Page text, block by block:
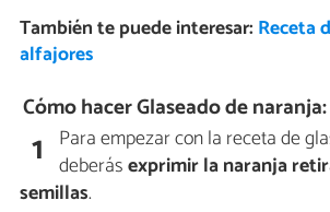
También te puede interesar: Receta
alfajores
Cómo hacer Glaseado de naranja:
1 Para empezar con la receta de
deberásexprimir la naranja
semillas.